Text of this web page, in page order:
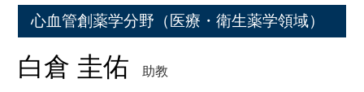
心血管創薬学分野（医療・衛生薬学領域）
白倉 圭佑 助教